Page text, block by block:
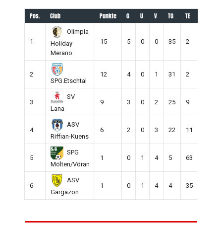
Pos. Club Punkte G U V TG TE
1
Olimpia
Holiday
Merano
15 5 0 0 35 2
2
SPG.Etschtal
12 4 0 1 31 2
3
SV
Lana
9 3 0 2 25 9
4
ASV
Riffian-Kuens
6 2 0 3 22 11
5
SPG
Mölten/Vöran
1 0 1 4 5 63
6
ASV
Gargazon
1 0 1 4 4 35